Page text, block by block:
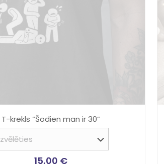
T-krekls “Šodien man ir 30”
15,00 €